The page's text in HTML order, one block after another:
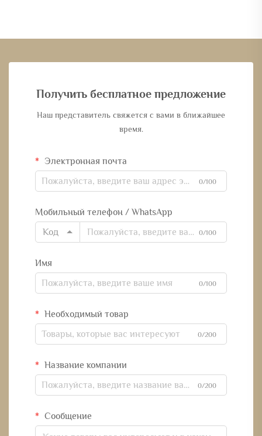
Получить бесплатное предложение
Наш представитель свяжется с вами в ближайшее
время.
Электронная почта
0/100
Мобильный телефон / WhatsApp
Код
0/100
Имя
0/100
Необходимый товар
0/200
Название компании
0/200
Сообщение